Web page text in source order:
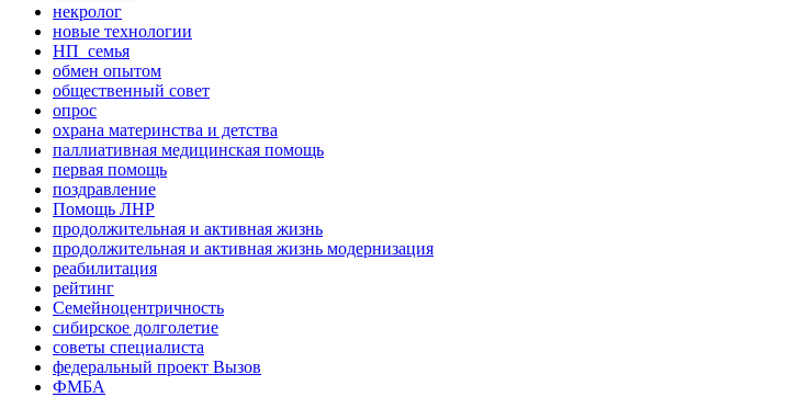
некролог
новые технологии
НП_семья
обмен опытом
общественный совет
опрос
охрана материнства и детства
паллиативная медицинская помощь
первая помощь
поздравление
Помощь ЛНР
продолжительная и активная жизнь
продолжительная и активная жизнь модернизация
реабилитация
рейтинг
Семейноцентричность
сибирское долголетие
советы специалиста
федеральный проект Вызов
ФМБА